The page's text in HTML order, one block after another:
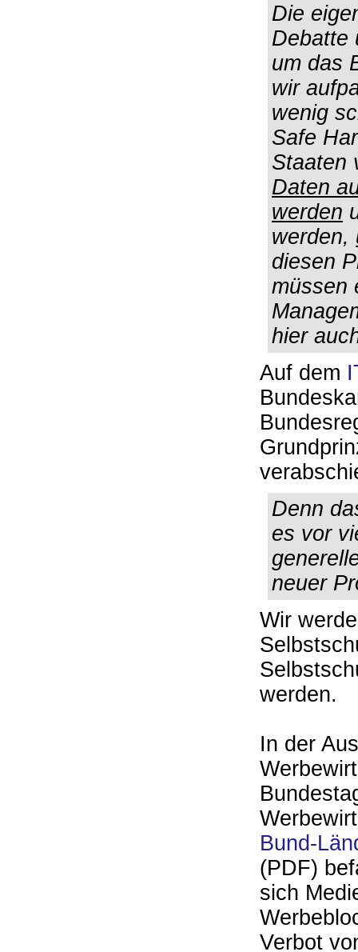
Die
Debatte
um das
wir
wenig
Safe
Staaten
Daten
werden
werden,
diesen
müssen
hier
Auf dem
Denn
es vor
neuer
Wir
werden.
In der
Bund-
(PDF)
sich
Verbot